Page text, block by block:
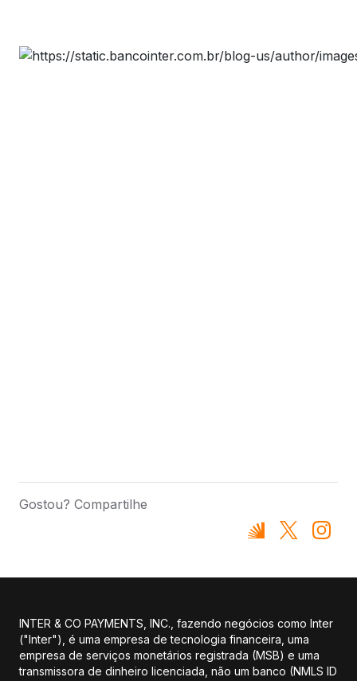
Gostou? Compartilhe
INTER & CO PAYMENTS, INC., fazendo negócios como Inter
("Inter"), é uma empresa de tecnologia financeira, uma
empresa de serviços monetários registrada (MSB) e uma
transmissora de dinheiro licenciada, não um banco (NMLS ID